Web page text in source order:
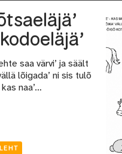
saa värvi’ ja säält
lõigada’ ni sis tulõ
kas naa’…